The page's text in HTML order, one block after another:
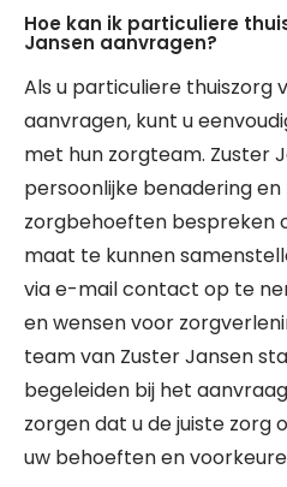
Hoe kan ik particuliere
Jansen aanvragen?
Als u particuliere thuiszorg
aanvragen, kunt u
met hun zorgteam. Zuster
persoonlijke benadering en
zorgbehoeften bespreken
maat te kunnen
via e-mail contact op te
en wensen voor
team van Zuster Jansen
begeleiden bij het
zorgen dat u de juiste zorg
uw behoeften en